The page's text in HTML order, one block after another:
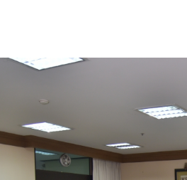
จ้าง
างภาครัฐ
รกล้อง CCTV